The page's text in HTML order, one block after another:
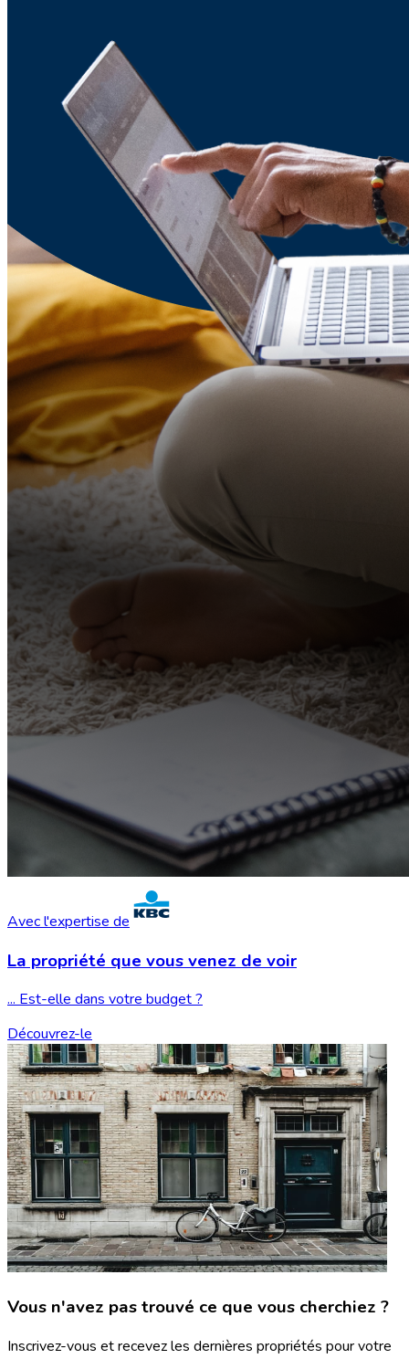
Avec l'expertise de
La propriété que vousvenez de voir
... Est-elle dans votre budget ?
Découvrez-le
Vous n'avez pas trouvé ce que vous cherchiez ?
Inscrivez-vous et recevez les dernières propriétés pour votre